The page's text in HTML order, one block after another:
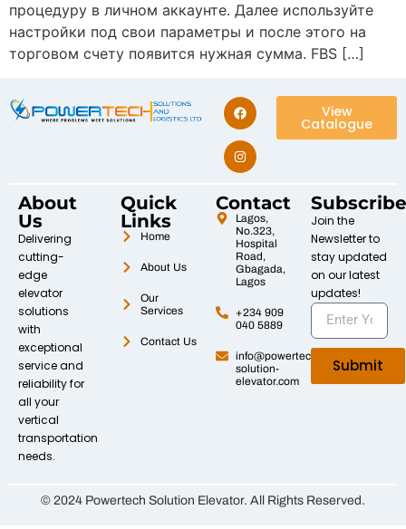
процедуру в личном аккаунте. Далее используйте
настройки под свои параметры и после этого на
торговом счету появится нужная сумма. FBS […]
View
Catalogue
About
Us
Delivering
cutting-
edge
elevator
solutions
with
exceptional
service and
reliability for
all your
vertical
transportation
needs.
Quick
Links
Home
About Us
Our
Services
Contact Us
Contact
Lagos,
No.323,
Hospital
Road,
Gbagada,
Lagos
+234 909
040 5889
info@powertech-
solution-
elevator.com
Subscribe
Join the
Newsletter to
stay updated
on our latest
updates!
Submit
© 2024 Powertech Solution Elevator. All Rights Reserved.